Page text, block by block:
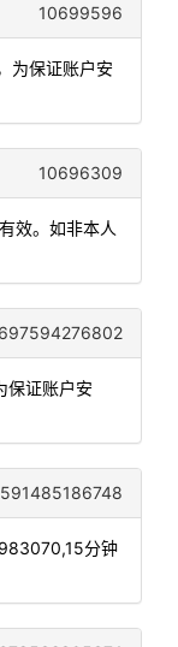
10699596
为保证账户安
10696309
效。如非本人
697594276802
保证账户安
591485186748
分钟